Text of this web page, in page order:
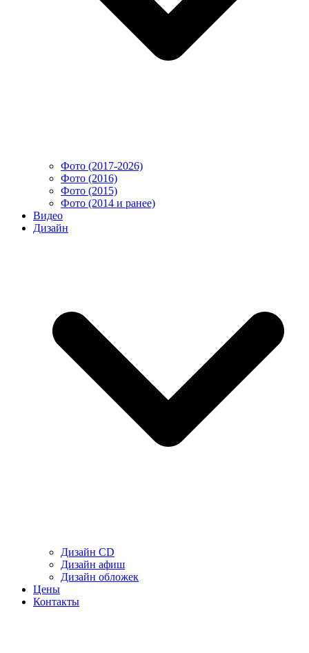
Фото (2017-2026)
Фото (2016)
Фото (2015)
Фото (2014 и ранее)
Видео
Дизайн
Дизайн CD
Дизайн афиш
Дизайн обложек
Цены
Контакты